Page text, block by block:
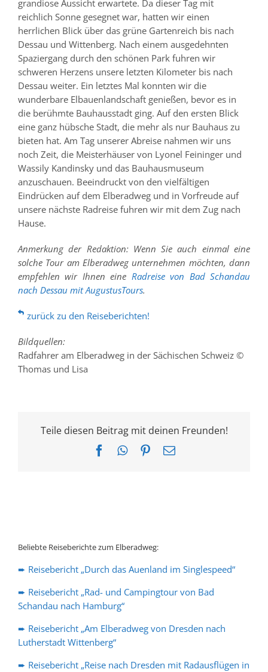
grandiose Aussicht erwartete. Da dieser Tag mit
reichlich Sonne gesegnet war, hatten wir einen
herrlichen Blick über das grüne Gartenreich bis nach
Dessau und Wittenberg. Nach einem ausgedehnten
Spaziergang durch den schönen Park fuhren wir
schweren Herzens unsere letzten Kilometer bis nach
Dessau weiter. Ein letztes Mal konnten wir die
wunderbare Elbauenlandschaft genießen, bevor es in
die berühmte Bauhausstadt ging. Auf den ersten Blick
eine ganz hübsche Stadt, die mehr als nur Bauhaus zu
bieten hat. Am Tag unserer Abreise nahmen wir uns
noch Zeit, die Meisterhäuser von Lyonel Feininger und
Wassily Kandinsky und das Bauhausmuseum
anzuschauen. Beeindruckt von den vielfältigen
Eindrücken auf dem Elberadweg und in Vorfreude auf
unsere nächste Radreise fuhren wir mit dem Zug nach
Hause.
Anmerkung der Redaktion: Wenn Sie auch einmal eine
solche Tour am Elberadweg unternehmen möchten, dann
empfehlen wir Ihnen eine Radreise von Bad Schandau
nach Dessau mit AugustusTours.
zurück zu den Reiseberichten!
Bildquellen:
Radfahrer am Elberadweg in der Sächischen Schweiz ©
Thomas und Lisa
Teile diesen Beitrag mit deinen Freunden!
Facebook
WhatsApp
Pinterest
E-
Beliebte Reiseberichte zum Elberadweg:
➨ Reisebericht „Durch das Auenland im Singlespeed“
➨ Reisebericht „Rad- und Campingtour von Bad
Schandau nach Hamburg“
➨ Reisebericht „Am Elberadweg von Dresden nach
Lutherstadt Wittenberg“
➨ Reisebericht „Reise nach Dresden mit Radausflügen in